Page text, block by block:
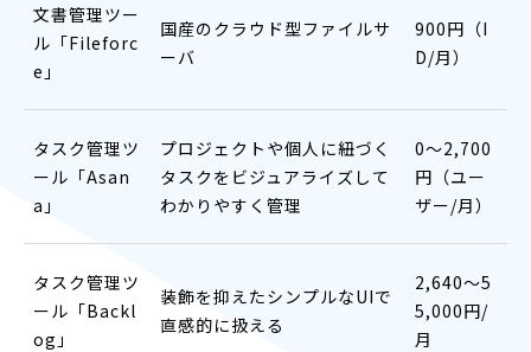
文書管理ツー
ル「Fileforc
e」
国産のクラウド型ファイルサ
ーバ
900円（I
D/月）
タスク管理ツ
ール「Asan
a」
プロジェクトや個人に紐づく
タスクをビジュアライズして
わかりやすく管理
0〜2,700
円（ユー
ザー/月）
タスク管理ツ
ール「Backl
og」
装飾を抑えたシンプルなUIで
直感的に扱える
2,640〜5
5,000円/
月